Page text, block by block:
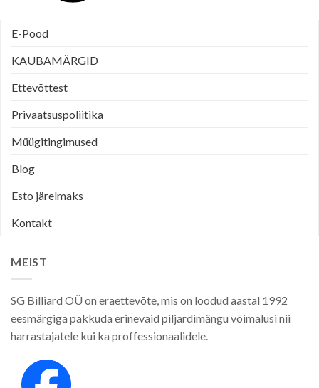
E-Pood
KAUBAMÄRGID
Ettevõttest
Privaatsuspoliitika
Müügitingimused
Blog
Esto järelmaks
Kontakt
MEIST
SG Billiard OÜ on eraettevõte, mis on loodud aastal 1992
eesmärgiga pakkuda erinevaid piljardimängu võimalusi nii
harrastajatele kui ka proffessionaalidele.